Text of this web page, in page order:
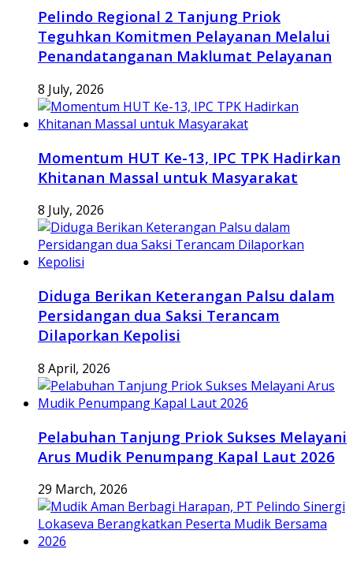
Pelindo Regional 2 Tanjung Priok
Teguhkan Komitmen Pelayanan Melalui
Penandatanganan Maklumat Pelayanan
8 July, 2026
Momentum HUT Ke-13, IPC TPK Hadirkan
Khitanan Massal untuk Masyarakat
8 July, 2026
Diduga Berikan Keterangan Palsu dalam
Persidangan dua Saksi Terancam
Dilaporkan Kepolisi
8 April, 2026
Pelabuhan Tanjung Priok Sukses Melayani
Arus Mudik Penumpang Kapal Laut 2026
29 March, 2026